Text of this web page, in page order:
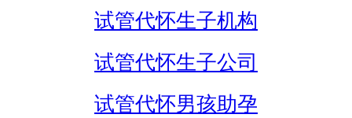
试管代怀生子机构
试管代怀生子公司
试管代怀男孩助孕